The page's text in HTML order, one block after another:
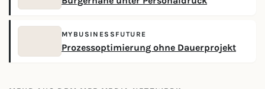
MYBUSINESSFUTURE
Prozessoptimierung ohne Dauerprojekt